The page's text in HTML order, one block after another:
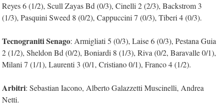
Reyes 6 (1/2), Scull Zayas Bd (0/3), Cinelli 2 (2/3), Backstrom 3
(1/3), Pasquini Sweed 8 (0/2), Cappuccini 7 (0/3), Tiberi 4 (0/3).
Tecnograniti Senago: Armigliati 5 (0/3), Laise 6 (0/3), Pestana Guia
2 (1/2), Sheldon Bd (0/2), Boniardi 8 (1/3), Riva (0/2, Baravalle 0/1),
Milani 7 (1/1), Laurenti 3 (0/1, Cristiano 0/1), Franco 4 (1/2).
Arbitri: Sebastian Iacono, Alberto Galazzetti Muscinelli, Andrea
Netti.